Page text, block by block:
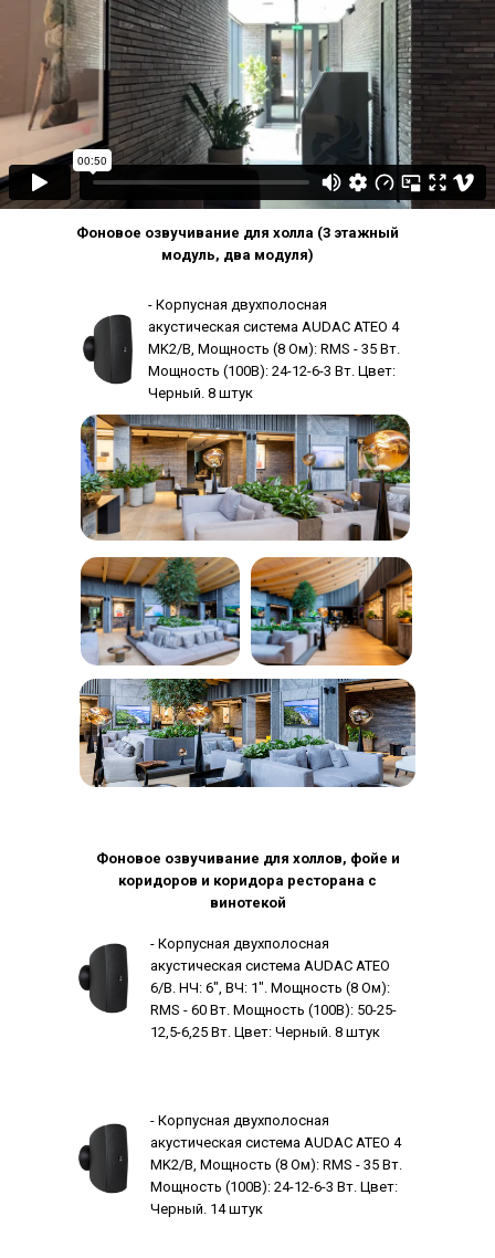
Фоновое озвучивание для холла (3 этажный
модуль, два модуля)
- Корпусная двухполосная
акустическая система AUDAC ATEO 4
MK2/B, Мощность (8 Ом): RMS - 35 Вт.
Мощность (100В): 24-12-6-3 Вт. Цвет:
Черный. 8 штук
Фоновое озвучивание для холлов, фойе и
коридоров и коридора ресторана с
винотекой
- Корпусная двухполосная
акустическая система AUDAC ATEO
6/B. НЧ: 6", ВЧ: 1". Мощность (8 Ом):
RMS - 60 Вт. Мощность (100В): 50-25-
12,5-6,25 Вт. Цвет: Черный. 8 штук
- Корпусная двухполосная
акустическая система AUDAC ATEO 4
MK2/B, Мощность (8 Ом): RMS - 35 Вт.
Мощность (100В): 24-12-6-3 Вт. Цвет:
Черный. 14 штук